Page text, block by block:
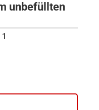
unbefüllten